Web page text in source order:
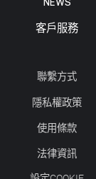
NEWS
客戶服務
聯繫方式
隱私權政策
使用條款
法律資訊